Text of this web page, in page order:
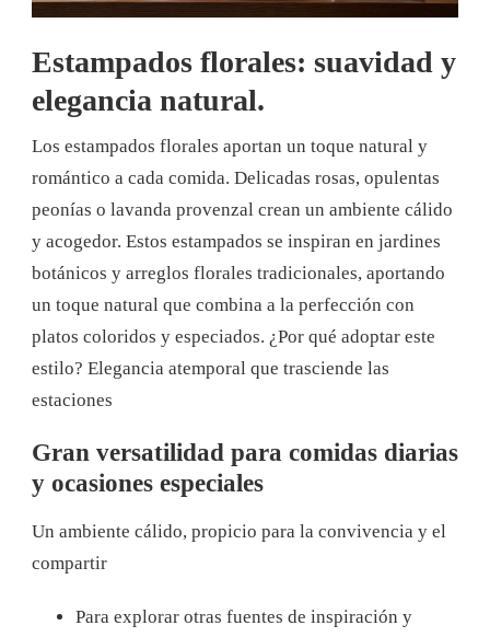
Estampados florales: suavidad y
elegancia natural.
Los estampados florales aportan un toque natural y
romántico a cada comida. Delicadas rosas, opulentas
peonías o lavanda provenzal crean un ambiente cálido
y acogedor. Estos estampados se inspiran en jardines
botánicos y arreglos florales tradicionales, aportando
un toque natural que combina a la perfección con
platos coloridos y especiados. ¿Por qué adoptar este
estilo? Elegancia atemporal que trasciende las
estaciones
Gran versatilidad para comidas diarias
y ocasiones especiales
Un ambiente cálido, propicio para la convivencia y el
compartir
Para explorar otras fuentes de inspiración y